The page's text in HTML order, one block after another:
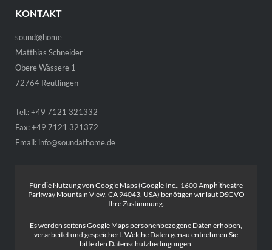
KONTAKT
sound@home
Matthias Schneider
Obere Wässere 1
72764 Reutlingen
Tel.: +49 7121 321332
Fax: +49 7121 321372
Email: info@soundathome.de
Für die Nutzung von Google Maps (Google Inc., 1600 Amphitheatre
Parkway Mountain View, CA 94043, USA) benötigen wir laut DSGVO
Ihre Zustimmung.
Es werden seitens Google Maps personenbezogene Daten erhoben,
verarbeitet und gespeichert. Welche Daten genau entnehmen Sie
bitte den Datenschutzbedingungen.